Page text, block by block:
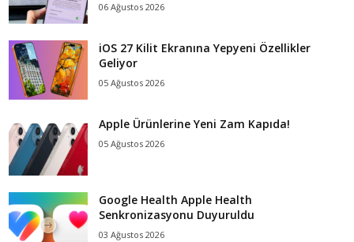
06 Ağustos 2026
iOS 27 Kilit Ekranına Yepyeni Özellikler
Geliyor
05 Ağustos 2026
Apple Ürünlerine Yeni Zam Kapıda!
05 Ağustos 2026
Google Health Apple Health
Senkronizasyonu Duyuruldu
03 Ağustos 2026